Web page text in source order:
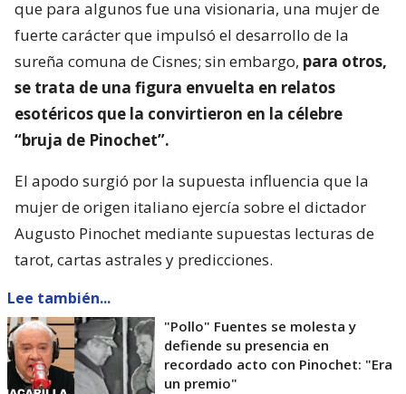
que para algunos fue una visionaria, una mujer de
fuerte carácter que impulsó el desarrollo de la
sureña comuna de Cisnes; sin embargo, para otros,
se trata de una figura envuelta en relatos
esotéricos que la convirtieron en la célebre
“bruja de Pinochet”.
El apodo surgió por la supuesta influencia que la
mujer de origen italiano ejercía sobre el dictador
Augusto Pinochet mediante supuestas lecturas de
tarot, cartas astrales y predicciones.
Lee también...
"Pollo" Fuentes se molesta y
defiende su presencia en
recordado acto con Pinochet: "Era
un premio"